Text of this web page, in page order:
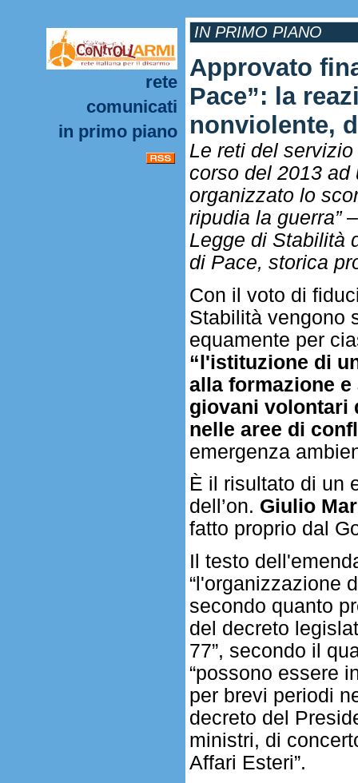
rete
comunicati
in primo piano
IN PRIMO PIANO
Approvato
Pace”: la
nonviolente,
Le reti del
corso del 2013 ad
organizzato lo
ripudia la guerra”
Legge di Stabilità
di Pace, storica
Con il voto di
Stabilità vengono
equamente per
“l'istituzione di
alla formazione
giovani volontari
nelle aree di
emergenza
È il risultato di un
dell’on. Giulio
fatto proprio dal
Il testo
“l'organizzazione
secondo quanto
del decreto
77”, secondo il
“possono essere
per brevi periodi
decreto del
ministri, di
Affari Esteri”.